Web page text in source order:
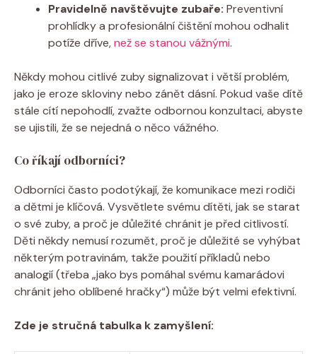
Pravidelně navštěvujte zubaře: Preventivní
prohlídky a profesionální čištění mohou odhalit
potíže dříve,než se stanou vážnými.
Někdy mohou citlivé zuby signalizovat i větší problém,
jako je eroze skloviny nebo zánět dásní. Pokud vaše dítě
stále cítí nepohodlí, zvažte odbornou konzultaci, abyste
se ujistili, že se nejedná o něco vážného.
Co říkají odborníci?
Odborníci často podotýkají, že komunikace mezi rodiči
a dětmi je klíčová. Vysvětlete svému dítěti, jak se starat
o své zuby, a proč je důležité chránit je před citlivostí.
Děti někdy nemusí rozumět, proč je důležité se vyhýbat
některým potravinám, takže použití příkladů nebo
analogií (třeba „jako bys pomáhal svému kamarádovi
chránit jeho oblíbené hračky“) může být velmi efektivní.
Zde je stručná tabulka k zamyšlení: